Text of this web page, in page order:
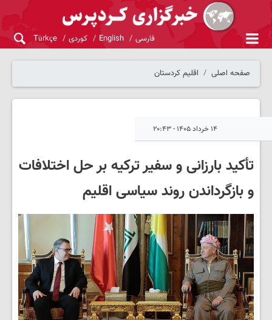
فارسی English کوردی Türkçe
صفحه اصلی اقلیم کردستان
۱۴ خرداد ۱۴۰۵ - ۲۰:۴۳
تأکید بارزانی و سفیر ترکیه بر حل اختلافات
و بازگرداندن روند سیاسی اقلیم